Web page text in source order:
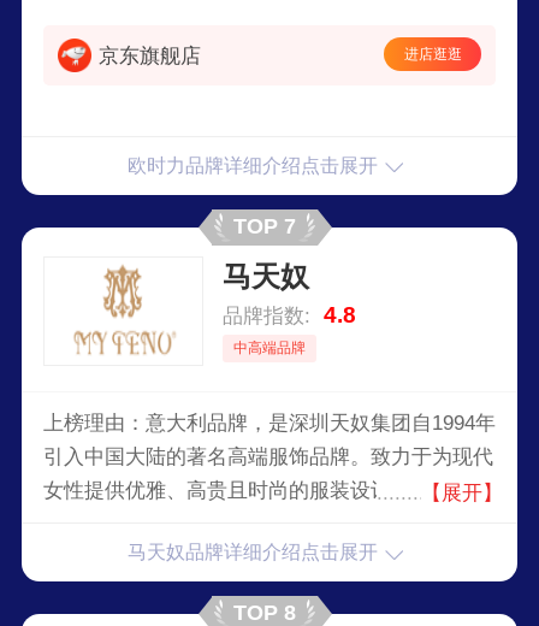
京东旗舰店 进店逛逛
欧时力品牌详细介绍点击展开
TOP 7
马天奴
品牌指数: 4.8
中高端品牌
上榜理由：意大利品牌，是深圳天奴集团自1994年
引入中国大陆的著名高端服饰品牌。致力于为现代
女性提供优雅、高贵且时尚的服装设计。品牌融合
和精致剪裁，以简约、优雅、奢华为主要风格，吸
引了众多追求品质与时尚的女性消费者。
【展开】
马天奴品牌详细介绍点击展开
TOP 8